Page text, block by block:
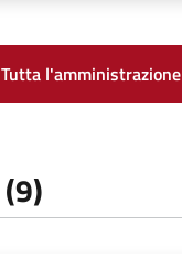
Tutta l'amministrazione